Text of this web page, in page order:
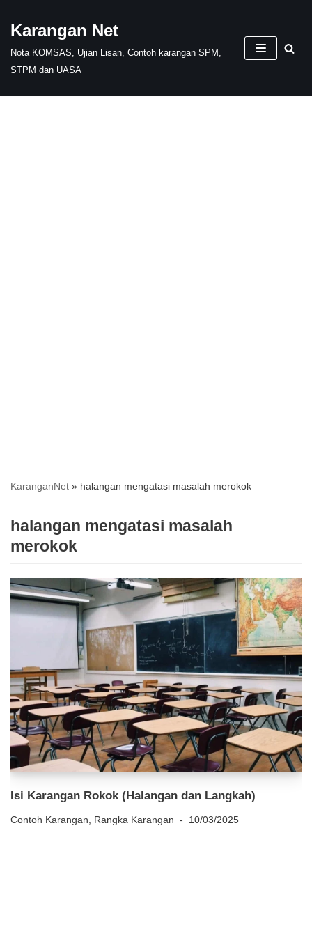
Skip
to
content
Karangan Net
Nota KOMSAS, Ujian Lisan, Contoh karangan SPM,
STPM dan UASA
KaranganNet » halangan mengatasi masalah merokok
halangan mengatasi masalah
merokok
Isi Karangan Rokok (Halangan dan Langkah)
Contoh Karangan Rangka Karangan 10/03/2025